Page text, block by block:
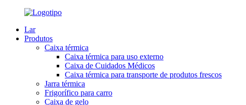
Lar
Produtos
Caixa térmica
Caixa térmica para uso externo
Caixa de Cuidados Médicos
Caixa térmica para transporte de produtos frescos
Jarra térmica
Frigorífico para carro
Caixa de gelo